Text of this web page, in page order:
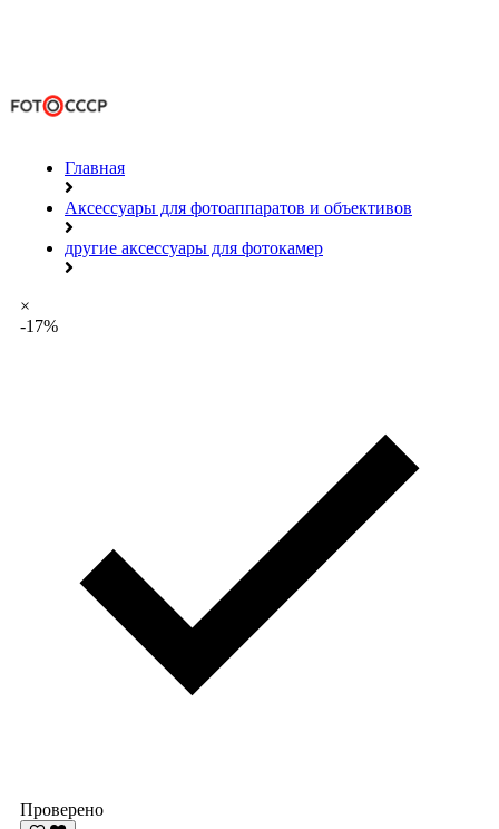
Главная
Аксессуары для фотоаппаратов и объективов
другие аксессуары для фотокамер
×
-17%
Проверено